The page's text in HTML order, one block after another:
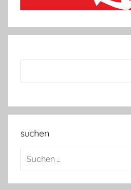
suchen
Suchen